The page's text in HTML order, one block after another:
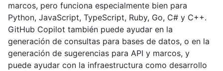
marcos, pero funciona especialmente bien para
Python, JavaScript, TypeScript, Ruby, Go, C# y C++.
GitHub Copilot también puede ayudar en la
generación de consultas para bases de datos, o en la
generación de sugerencias para API y marcos, y
puede ayudar con la infraestructura como desarrollo